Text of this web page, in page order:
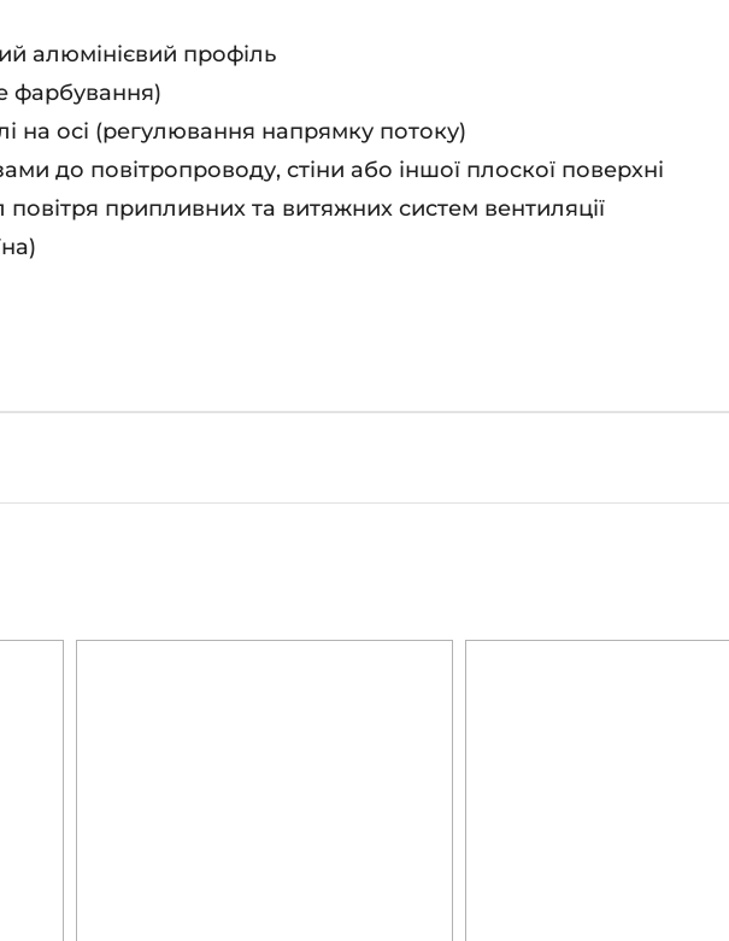
алюмінієвий профіль
фарбування)
на осі (регулювання напрямку потоку)
до повітропроводу, стіни або іншої плоскої поверхні
припливних та витяжних систем вентиляції